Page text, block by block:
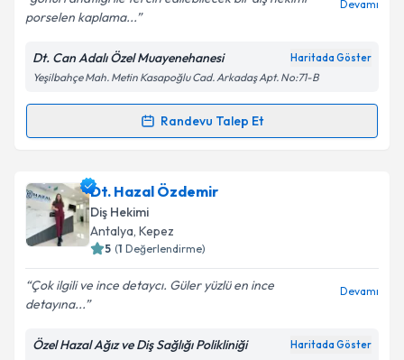
Kişisel verilerimin işlenmesine ilişkin
Aydınlatma
Metni'ni okudum ve kişisel verilerimin belirtilen
kapsamda işlenmesini kabul ediyorum.
porselen kaplama...
Devamı
Dt. Can Adalı Özel Muayenehanesi Haritada Göster
Yeşilbahçe Mah. Metin Kasapoğlu Cad. Arkadaş Apt. No:71-B
Randevu Talep Et
Randevu Takvimi Talebi
Dt. Can Adalıiçin randevu takvimi talebi oluşturun.
Size bu uzmandan randevu almanız için bir takvim
hazırlandığında e-posta ile bilgilendireceğiz.
Kişisel verilerimin işlenmesine ilişkin Aydınlatma
Dt. Hazal Özdemir
Diş Hekimi
Antalya, Kepez
5 (1 Değerlendirme)
Çok ilgili ve ince detaycı. Güler yüzlü en ince
detayına...
Devamı
Özel Hazal Ağız ve Diş Sağlığı Polikliniği Haritada Göster